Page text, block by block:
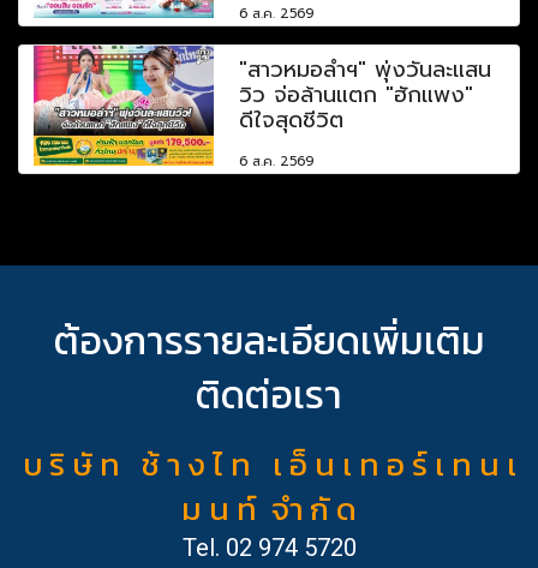
6 ส.ค. 2569
"สาวหมอลำฯ" พุ่งวันละแสน
วิว จ่อล้านแตก "ฮักแพง"
ดีใจสุดชีวิต
6 ส.ค. 2569
ต้องการรายละเอียดเพิ่มเติม
ติดต่อเรา
บ ริ ษั ท ช้ า ง ไ ท เ อ็ น เ ท อ ร์ เ ท น เ
ม น ท์ จำ กั ด
Tel. 02 974 5720